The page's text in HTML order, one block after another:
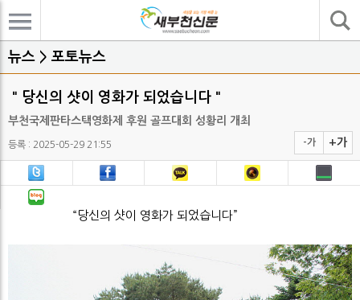
뉴스 > 포토뉴스
＂당신의 샷이 영화가 되었습니다＂
부천국제판타스택영화제 후원 골프대회 성황리 개최
등록 : 2025-05-29 21:55 -가 +가
“당신의 샷이 영화가 되었습니다”